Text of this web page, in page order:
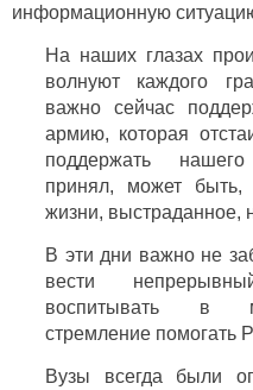
информационную
На наших глазах
волнуют каждого
важно сейчас
армию, которая
поддержать
принял, может
жизни, выстраданное,
В эти дни важно не
вести
воспитывать в
стремление помогать
Вузы всегда были